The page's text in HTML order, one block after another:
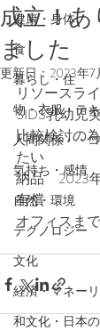
健康・身体
食
暮らし・住
物・衣服・テ
人間関係・・
気持ち・感情
自然・環境
テクノロジー
文化
経済・マネー
和文化・日本
成立！
ました
更新日： 2023年7
リソースラ
SIDS乳幼児
比較検討の
たい
納品　2023
有償
オフィスま